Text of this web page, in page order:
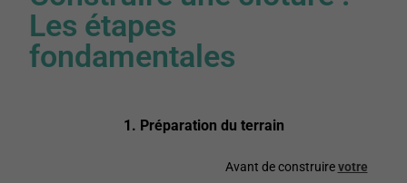
Les étapes
fondamentales
1. Préparation du terrain
Avant de construirevotre